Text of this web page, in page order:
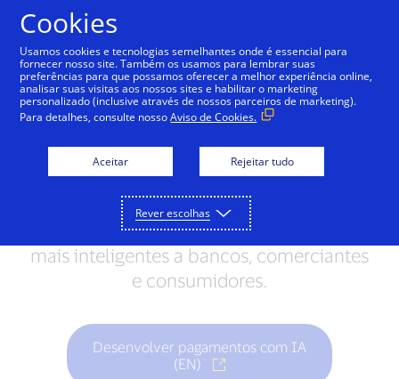
VisaNet Visa Cloud Connect VisaNet + AI
VisaNet + AI
O VisaNet + AI é um conjunto de serviços
de rede que ajuda a fornecer uma
autorização, compensação e liquidação
mais inteligentes a bancos, comerciantes
e consumidores.
Desenvolver pagamentos com IA
(EN)
Cookies
Usamos cookies e tecnologias semelhantes onde é essencial para
fornecer nosso site. Também os usamos para lembrar suas
preferências para que possamos oferecer a melhor experiência online,
analisar suas visitas aos nossos sites e habilitar o marketing
personalizado (inclusive através de nossos parceiros de marketing).
Para detalhes, consulte nossoAviso de Cookies.
Aceitar Rejeitar tudo
Rever escolhas